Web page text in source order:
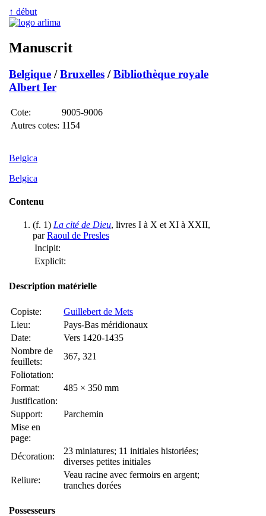
↑ début
Manuscrit
Belgique /Bruxelles /Bibliothèque royale
Albert Ier
Cote:
9005-9006
Autres cotes: 1154
Belgica
Belgica
Contenu
(f. 1) La cité de Dieu, livres I à X et XI à XXII,
parRaoul de Presles
Incipit:
Explicit:
Description matérielle
Copiste:
Guillebert de Mets
Lieu:
Pays-Bas méridionaux
Date:
Vers 1420-1435
Nombre de
feuillets:
367, 321
Foliotation:
Format:
485 × 350 mm
Justification:
Support:
Parchemin
Mise en
page:
Décoration:
23 miniatures; 11 initiales historiées;
diverses petites initiales
Reliure:
Veau racine avec fermoirs en argent;
tranches dorées
Possesseurs